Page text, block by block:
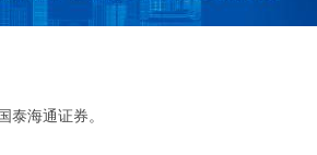
泰海通证券。